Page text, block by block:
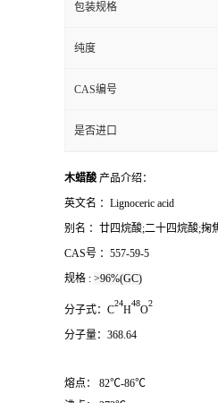
包装规格
纯度
CAS编号
是否进口
木蜡酸产品介绍：
英文名 ： Lignoceric acid
别名 ： 廿四烷酸;二十四烷酸;掬
CAS号 ： 557-59-5
规格 : >96%(GC)
分子式： C
24
H
48
O
2
分子量： 368.64
熔点： 82℃-86℃